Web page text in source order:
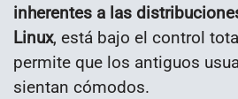
inherentes a las
Linux, está bajo el control
permite que los antiguos
sientan cómodos.